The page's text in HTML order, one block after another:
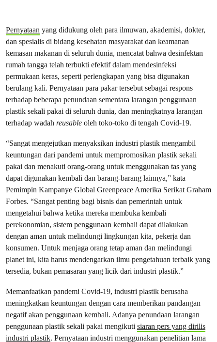
Pernyataan yang didukung oleh para ilmuwan, akademisi, dokter,
dan spesialis di bidang kesehatan masyarakat dan keamanan
kemasan makanan di seluruh dunia, mencatat bahwa desinfektan
rumah tangga telah terbukti efektif dalam mendesinfeksi
permukaan keras, seperti perlengkapan yang bisa digunakan
berulang kali. Pernyataan para pakar tersebut sebagai respons
terhadap beberapa penundaan sementara larangan penggunaan
plastik sekali pakai di seluruh dunia, dan meningkatnya larangan
terhadap wadah reusable oleh toko-toko di tengah Covid-19.
“Sangat mengejutkan menyaksikan industri plastik mengambil
keuntungan dari pandemi untuk mempromosikan plastik sekali
pakai dan menakuti orang-orang untuk menggunakan tas yang
dapat digunakan kembali dan barang-barang lainnya,” kata
Pemimpin Kampanye Global Greenpeace Amerika Serikat Graham
Forbes. “Sangat penting bagi bisnis dan pemerintah untuk
mengetahui bahwa ketika mereka membuka kembali
perekonomian, sistem penggunaan kembali dapat dilakukan
dengan aman untuk melindungi lingkungan kita, pekerja dan
konsumen. Untuk menjaga orang tetap aman dan melindungi
planet ini, kita harus mendengarkan ilmu pengetahuan terbaik yang
tersedia, bukan pemasaran yang licik dari industri plastik.”
Memanfaatkan pandemi Covid-19, industri plastik berusaha
meningkatkan keuntungan dengan cara memberikan pandangan
negatif akan penggunaan kembali. Adanya penundaan larangan
penggunaan plastik sekali pakai mengikuti siaran pers yang dirilis
industri plastik. Pernyataan industri menggunakan penelitian lama